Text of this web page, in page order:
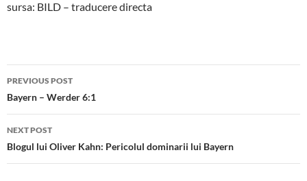
sursa: BILD – traducere directa
Post
navigation
PREVIOUS POST
Bayern – Werder 6:1
NEXT POST
Blogul lui Oliver Kahn: Pericolul dominarii lui Bayern